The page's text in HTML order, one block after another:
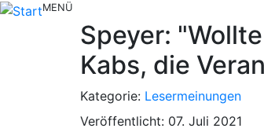
MENÜ
Speyer:
Kabs, die
Kategorie: Lesermeinungen
Veröffentlicht: 07. Juli 2021